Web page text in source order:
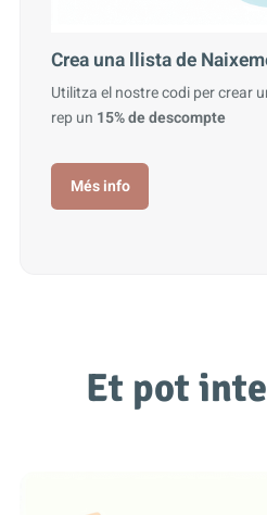
Crea una llista de
Utilitza el nostre codi per crear
rep un 15% de descompte
Més info
Et pot